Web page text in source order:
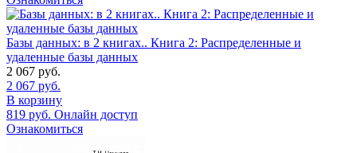
Базы данных: в 2 книгах.. Книга 2: Распределенные и
удаленные базы данных
2 067 руб.
2 067 руб.
В корзину
819 руб. Онлайн доступ
Ознакомиться